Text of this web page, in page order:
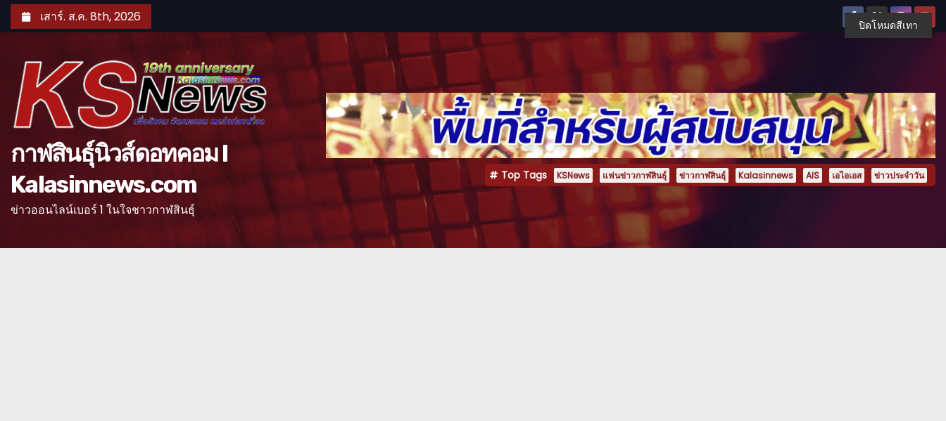
k
t
เสาร์. ส.ค. 8th, 2026
กาฬสินธุ์นิวส์ดอทคอม l
Kalasinnews.com
ข่าวออนไลน์เบอร์ 1 ในใจชาวกาฬสินธุ์
Top Tags KSNews แฟนข่าวกาฬสินธุ์ ข่าวกาฬสินธุ์ Kalasinnews AIS เอไอเอส ข่าวประจำวัน
ปิดโหมดสีเทา